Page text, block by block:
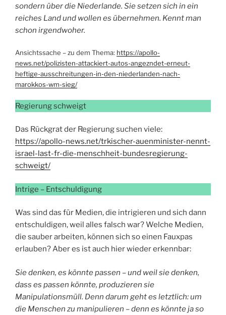
sondern über die Niederlande. Sie setzen sich in ein
reiches Land und wollen es übernehmen. Kennt man
schon irgendwoher.
Ansichtssache – zu dem Thema: https://apollo-
news.net/polizisten-attackiert-autos-angezndet-erneut-
heftige-ausschreitungen-in-den-niederlanden-nach-
marokkos-wm-sieg/
Regierung schweigt
Das Rückgrat der Regierung suchen viele:
https://apollo-news.net/trkischer-auenminister-nennt-
israel-last-fr-die-menschheit-bundesregierung-
schweigt/
Intrige – Entschuldigung
Was sind das für Medien, die intrigieren und sich dann
entschuldigen, weil alles falsch war? Welche Medien,
die sauber arbeiten, können sich so einen Fauxpas
erlauben? Aber es ist auch hier wieder erkennbar:
Sie denken, es könnte passen – und weil sie denken,
dass es passen könnte, produzieren sie
Manipulationsmüll. Denn darum geht es letztlich: um
die Menschen zu manipulieren – denn es könnte ja so